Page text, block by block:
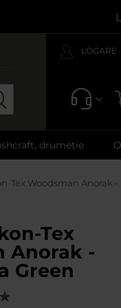
LOGARE
drumeție
Tex Woodsman Anorak
Tex
Anorak -
Green